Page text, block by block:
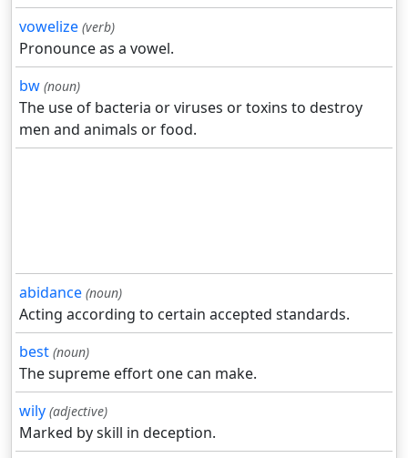
vowelize (verb)
Pronounce as a vowel.
bw (noun)
The use of bacteria or viruses or toxins to destroy
men and animals or food.
abidance (noun)
Acting according to certain accepted standards.
best (noun)
The supreme effort one can make.
wily (adjective)
Marked by skill in deception.